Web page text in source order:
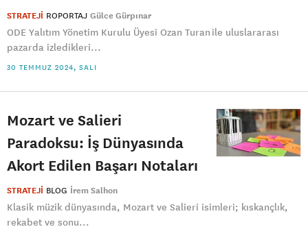
STRATEJİ ROPORTAJ Gülce Gürpınar
ODE Yalıtım Yönetim Kurulu Üyesi Ozan Turan ile uluslararası
pazarda izledikleri...
30 TEMMUZ 2024, SALI
Mozart ve Salieri
Paradoksu: İş Dünyasında
Akort Edilen Başarı Notaları
STRATEJİ BLOG İrem Salhon
Klasik müzik dünyasında, Mozart ve Salieri isimleri; kıskançlık,
rekabet ve sonu...